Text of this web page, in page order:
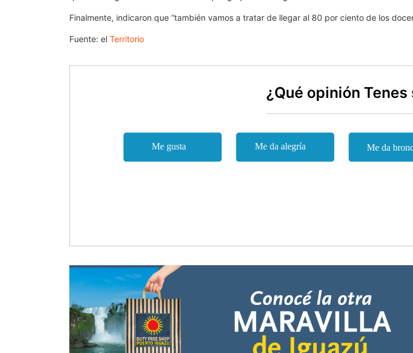
Finalmente, indicaron que “también vamos a tratar de llegar al 80 por ciento de los
Fuente: el Territorio
¿Qué opinión